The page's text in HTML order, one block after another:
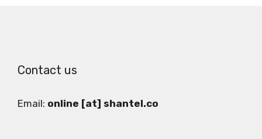
Contact us
Email: online [at] shantel.co